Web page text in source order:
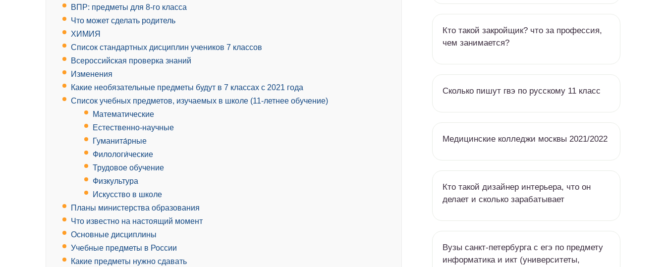
ВПР: предметы для 8-го класса
Что может сделать родитель
ХИМИЯ
Список стандартных дисциплин учеников 7 классов
Всероссийская проверка знаний
Изменения
Какие необязательные предметы будут в 7 классах с 2021 года
Список учебных предметов, изучаемых в школе (11-летнее обучение)
Математические
Естественно-научные
Гуманита́рные
Филологи́ческие
Трудовое обучение
Физкультура
Искусство в школе
Планы министерства образования
Что известно на настоящий момент
Основные дисциплины
Учебные предметы в России
Какие предметы нужно сдавать
Кто такой закройщик? что за профессия,
чем занимается?
Сколько пишут гвэ по русскому 11 класс
Медицинские колледжи москвы 2021/2022
Кто такой дизайнер интерьера, что он
делает и сколько зарабатывает
Вузы санкт-петербурга c егэ по предмету
информатика и икт (университеты,